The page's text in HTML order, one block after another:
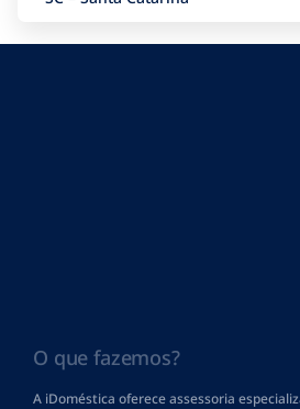
O que fazemos?
A iDoméstica oferece assessoria